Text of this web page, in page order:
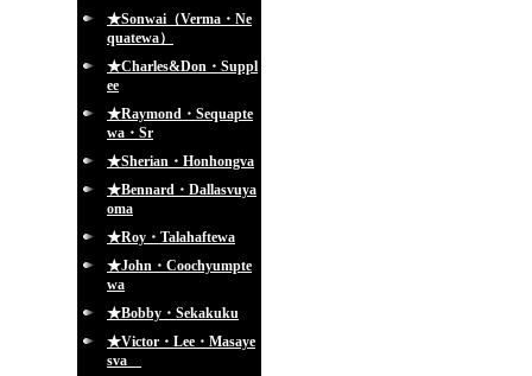
★Sonwai（Verma・Ne
quatewa）
★Charles&Don・Suppl
ee
★Raymond・Sequapte
wa・Sr
★Sherian・Honhongva
★Bennard・Dallasvuya
oma
★Roy・Talahaftewa
★John・Coochyumpte
wa
★Bobby・Sekakuku
★Victor・Lee・Masaye
sva